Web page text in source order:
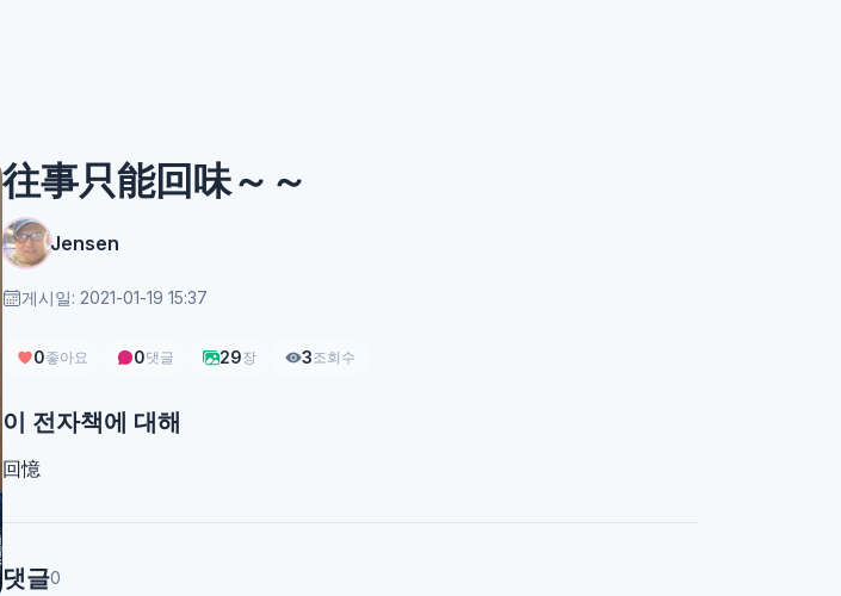
往事只能回味～～
Jensen
게시일: 2021-01-19 15:37
0좋아요 0댓글 29장 3조회수
이 전자책에 대해
回憶
댓글0